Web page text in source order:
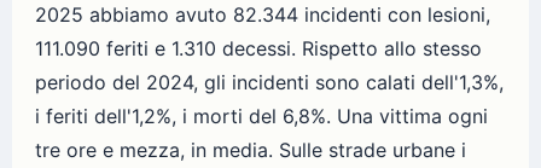
2025 abbiamo avuto 82.344 incidenti con lesioni,
111.090 feriti e 1.310 decessi. Rispetto allo stesso
periodo del 2024, gli incidenti sono calati dell'1,3%,
i feriti dell'1,2%, i morti del 6,8%. Una vittima ogni
tre ore e mezza, in media. Sulle strade urbane i